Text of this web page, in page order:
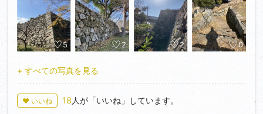
し、その後は稲葉氏がこの地を納めました。江戸幕府
の名によって築かれたこの淀城は大阪枚方方面からの
京都への敵の襲来を防御するためのお城だったようで
す。
条城の天守が利用されたかなり大きなお城だったよう
ですが、今は埋め尽くされてしまっています。
東南隅に天守が築かれ、天守の周りを天守曲輪が囲
み、その下には高石垣が築かれています。天守台から
5 2 2 0
+ すべての写真を見る
♥ いいね 18人が「いいね」しています。